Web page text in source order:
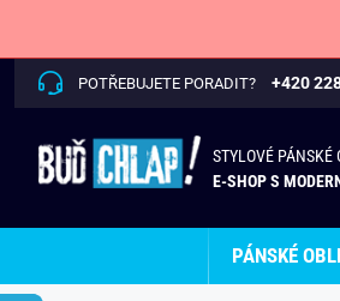
POTŘEBUJETE PORADIT? +420
STYLOVÉ PÁNSKÉ
E-SHOP S
PÁNSKÉ